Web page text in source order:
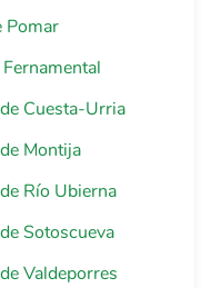
Pomar
Cuesta-Urria
Montija
Río Ubierna
Sotoscueva
Valdeporres